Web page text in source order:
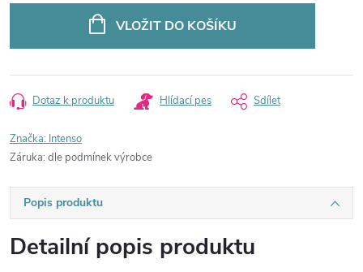
VLOŽIT DO KOŠÍKU
Dotaz k produktu Hlídací pes Sdílet
Značka: Intenso
Záruka: dle podmínek výrobce
Popis produktu
Detailní popis produktu